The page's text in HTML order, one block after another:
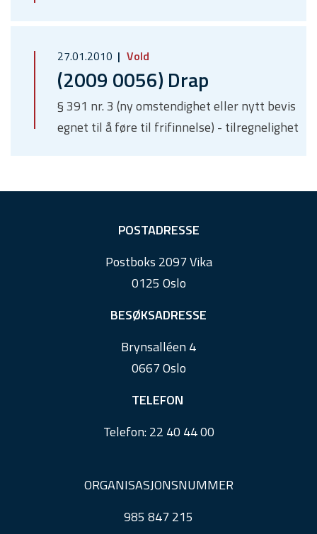
27.01.2010 Vold
(2009 0056) Drap
§ 391 nr. 3 (ny omstendighet eller nytt bevis
egnet til å føre til frifinnelse) - tilregnelighet
POSTADRESSE
Postboks 2097 Vika
0125 Oslo
BESØKSADRESSE
Brynsalléen 4
0667 Oslo
TELEFON
Telefon:22 40 44 00
ORGANISASJONSNUMMER
985 847 215